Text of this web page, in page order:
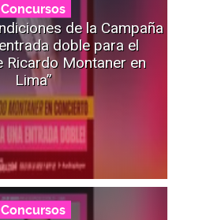
Concursos
de la Campaña
doble para el
Ricardo Montaner en
Lima”
Concursos